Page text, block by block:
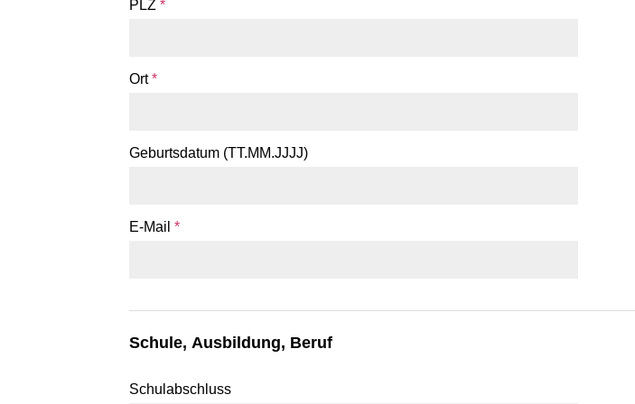
PLZ *
Ort*
Geburtsdatum (TT.MM.JJJJ)
E-Mail *
Schule, Ausbildung, Beruf
Schulabschluss